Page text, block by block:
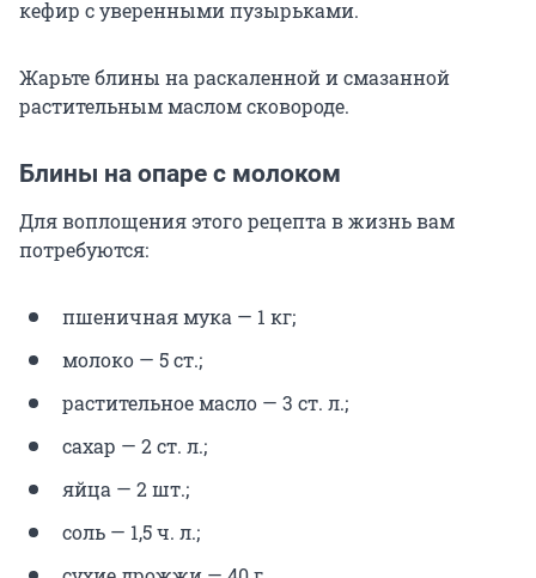
кефир с уверенными пузырьками.
Жарьте блины на раскаленной и смазанной
растительным маслом сковороде.
Блины на опаре с молоком
Для воплощения этого рецепта в жизнь вам
потребуются:
пшеничная мука — 1 кг;
молоко — 5 ст.;
растительное масло — 3 ст. л.;
сахар — 2 ст. л.;
яйца — 2 шт.;
соль — 1,5 ч. л.;